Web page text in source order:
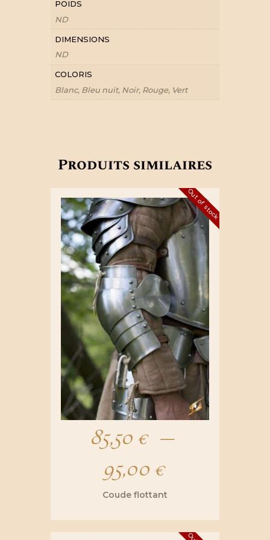
POIDS
ND
DIMENSIONS
ND
COLORIS
Blanc, Bleu nuit, Noir, Rouge, Vert
Produits similaires
Out of stock
85,50€ –
95,00€
prix :
Coude flottant